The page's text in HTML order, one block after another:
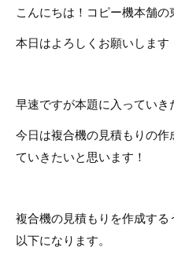
こんにちは！コピー機本舗の
本日はよろしくお願いします
早速ですが本題に入っていき
今日は複合機の見積もりの
ていきたいと思います！
複合機の見積もりを作成す
以下になります。